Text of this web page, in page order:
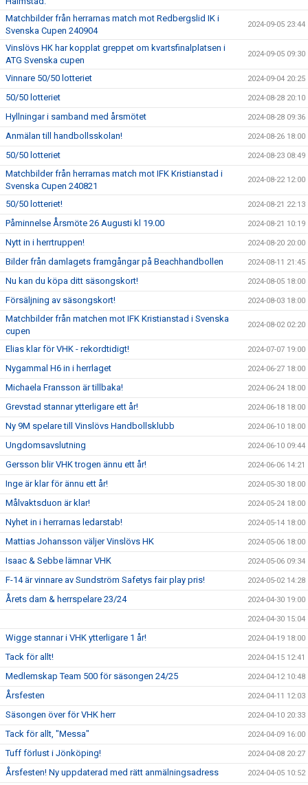
Matchbilder från herrarnas match mot Redbergslid IK i
Svenska Cupen 240904
2024-09-05 23:44
Vinslövs HK har kopplat greppet om kvartsfinalplatsen i
ATG Svenska cupen
2024-09-05 09:30
Vinnare 50/50 lotteriet 2024-09-04 20:25
50/50 lotteriet 2024-08-28 20:10
Hyllningar i samband med årsmötet 2024-08-28 09:36
Anmälan till handbollsskolan! 2024-08-26 18:00
50/50 lotteriet 2024-08-23 08:49
Matchbilder från herrarnas match mot IFK Kristianstad i
Svenska Cupen 240821
2024-08-22 12:00
50/50 lotteriet! 2024-08-21 22:13
Påminnelse Årsmöte 26 Augusti kl 19.00 2024-08-21 10:19
Nytt in i herrtruppen! 2024-08-20 20:00
Bilder från damlagets framgångar på Beachhandbollen 2024-08-11 21:45
Nu kan du köpa ditt säsongskort! 2024-08-05 18:00
Försäljning av säsongskort! 2024-08-03 18:00
Matchbilder från matchen mot IFK Kristianstad i Svenska
cupen
2024-08-02 02:20
Elias klar för VHK - rekordtidigt! 2024-07-07 19:00
Nygammal H6 in i herrlaget 2024-06-27 18:00
Michaela Fransson är tillbaka! 2024-06-24 18:00
Grevstad stannar ytterligare ett år! 2024-06-18 18:00
Ny 9M spelare till Vinslövs Handbollsklubb 2024-06-10 18:00
Ungdomsavslutning 2024-06-10 09:44
Gersson blir VHK trogen ännu ett år! 2024-06-06 14:21
Inge är klar för ännu ett år! 2024-05-30 18:00
Målvaktsduon är klar! 2024-05-24 18:00
Nyhet in i herrarnas ledarstab! 2024-05-14 18:00
Mattias Johansson väljer Vinslövs HK 2024-05-06 18:00
Isaac & Sebbe lämnar VHK 2024-05-06 09:34
F-14 är vinnare av Sundström Safetys fair play pris! 2024-05-02 14:28
Årets dam & herrspelare 23/24 2024-04-30 19:00
2024-04-30 15:04
Wigge stannar i VHK ytterligare 1 år! 2024-04-19 18:00
Tack för allt! 2024-04-15 12:41
Medlemskap Team 500 för säsongen 24/25 2024-04-12 10:48
Årsfesten 2024-04-11 12:03
Säsongen över för VHK herr 2024-04-10 20:33
Tack för allt, "Messa" 2024-04-09 16:00
Tuff förlust i Jönköping! 2024-04-08 20:27
Årsfesten! Ny uppdaterad med rätt anmälningsadress 2024-04-05 10:52